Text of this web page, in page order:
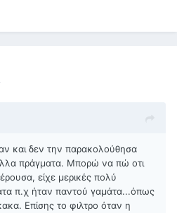
και δεν την παρακολούθησα
πράγματα. Μπορώ να πώ οτι
είχε μερικές πολύ
π.χ ήταν παντού γαμάτα...όπως
Επίσης το φιλτρο όταν η